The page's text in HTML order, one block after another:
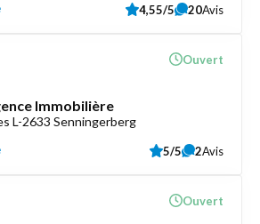
4,55/5 20Avis
Immobilière
L-2633 Senningerberg
Ouvert
5/5 2Avis
Ouvert